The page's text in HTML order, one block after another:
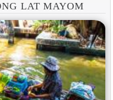
LAT MAYOM